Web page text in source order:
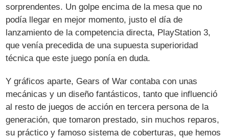
sorprendentes. Un golpe encima de la mesa que no
podía llegar en mejor momento, justo el día de
lanzamiento de la competencia directa, PlayStation 3,
que venía precedida de una supuesta superioridad
técnica que este juego ponía en duda.
Y gráficos aparte, Gears of War contaba con unas
mecánicas y un diseño fantásticos, tanto que influenció
al resto de juegos de acción en tercera persona de la
generación, que tomaron prestado, sin muchos reparos,
su práctico y famoso sistema de coberturas, que hemos